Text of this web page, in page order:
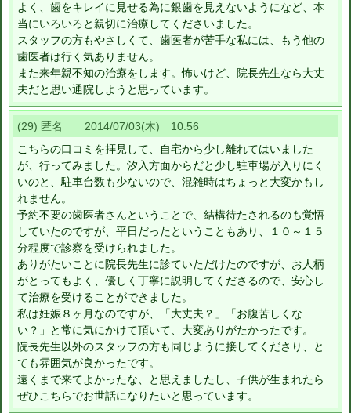
よく、歯をキレイに見せる為に銀歯を見えないようになど、本
当にいろいろと親切に治療してくださいました。
スタッフの方もやさしくて、歯医者が苦手な私には、もう他の
歯医者は行く気ありません。
また来年親不知の治療をします。怖いけど、院長先生なら大丈
夫だと思い通院しようと思っています。
(29) 匿名 2014/07/03(木) 10:56
こちらの口コミを拝見して、自宅から少し離れてはいました
が、行ってみました。汐入方面からだと少し駐車場が入りにく
いのと、駐車台数も少ないので、混雑時はちょっと大変かもし
れません。
予約不要の歯医者さんということで、結構待たされるのも覚悟
していたのですが、平日だったということもあり、１０～１５
分程度で診察を受けられました。
ありがたいことに院長先生に診ていただけたのですが、お人柄
がとってもよく、優しく丁寧に説明してくださるので、安心し
て治療を受けることができました。
私は妊娠８ヶ月なのですが、「大丈夫？」「お腹苦しくな
い？」と常に気にかけて頂いて、大変ありがたかったです。
院長先生以外のスタッフの方も同じように接してくださり、と
ても雰囲気が良かったです。
遠くまで来てよかったな、と思えましたし、子供が生まれたら
ぜひこちらでお世話になりたいと思っています。